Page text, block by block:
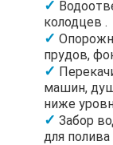
колодцев .
прудов,
машин,
ниже
Забор
для